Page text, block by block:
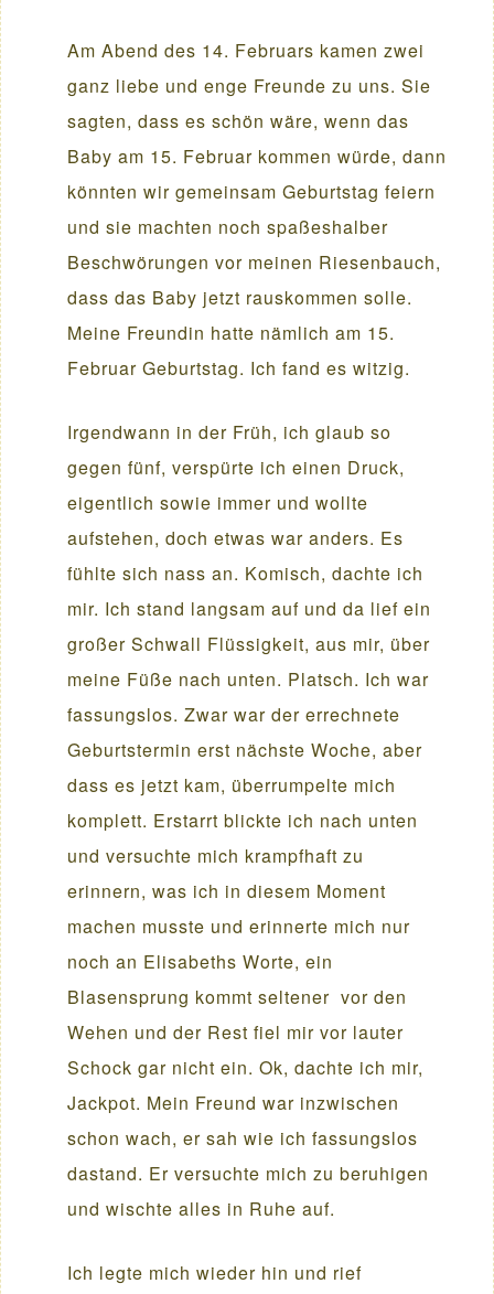
Am Abend des 14. Februars kamen zwei
ganz liebe und enge Freunde zu uns. Sie
sagten, dass es schön wäre, wenn das
Baby am 15. Februar kommen würde, dann
könnten wir gemeinsam Geburtstag feiern
und sie machten noch spaßeshalber
Beschwörungen vor meinen Riesenbauch,
dass das Baby jetzt rauskommen solle.
Meine Freundin hatte nämlich am 15.
Februar Geburtstag. Ich fand es witzig.
Irgendwann in der Früh, ich glaub so
gegen fünf, verspürte ich einen Druck,
eigentlich sowie immer und wollte
aufstehen, doch etwas war anders. Es
fühlte sich nass an. Komisch, dachte ich
mir. Ich stand langsam auf und da lief ein
großer Schwall Flüssigkeit, aus mir, über
meine Füße nach unten. Platsch. Ich war
fassungslos. Zwar war der errechnete
Geburtstermin erst nächste Woche, aber
dass es jetzt kam, überrumpelte mich
komplett. Erstarrt blickte ich nach unten
und versuchte mich krampfhaft zu
erinnern, was ich in diesem Moment
machen musste und erinnerte mich nur
noch an Elisabeths Worte, ein
Blasensprung kommt seltener vor den
Wehen und der Rest fiel mir vor lauter
Schock gar nicht ein. Ok, dachte ich mir,
Jackpot. Mein Freund war inzwischen
schon wach, er sah wie ich fassungslos
dastand. Er versuchte mich zu beruhigen
und wischte alles in Ruhe auf.
Ich legte mich wieder hin und rief